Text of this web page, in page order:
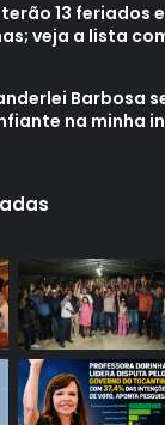
13 feriados
veja a lista
Barbosa
na minha